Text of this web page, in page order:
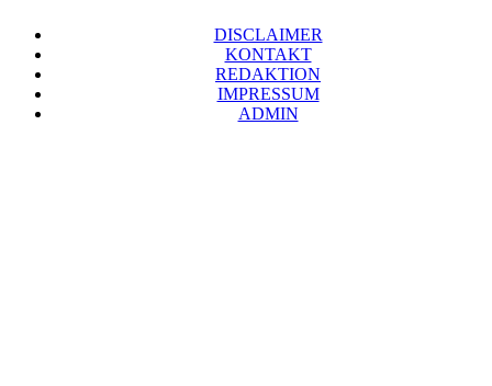
DISCLAIMER
KONTAKT
REDAKTION
IMPRESSUM
ADMIN